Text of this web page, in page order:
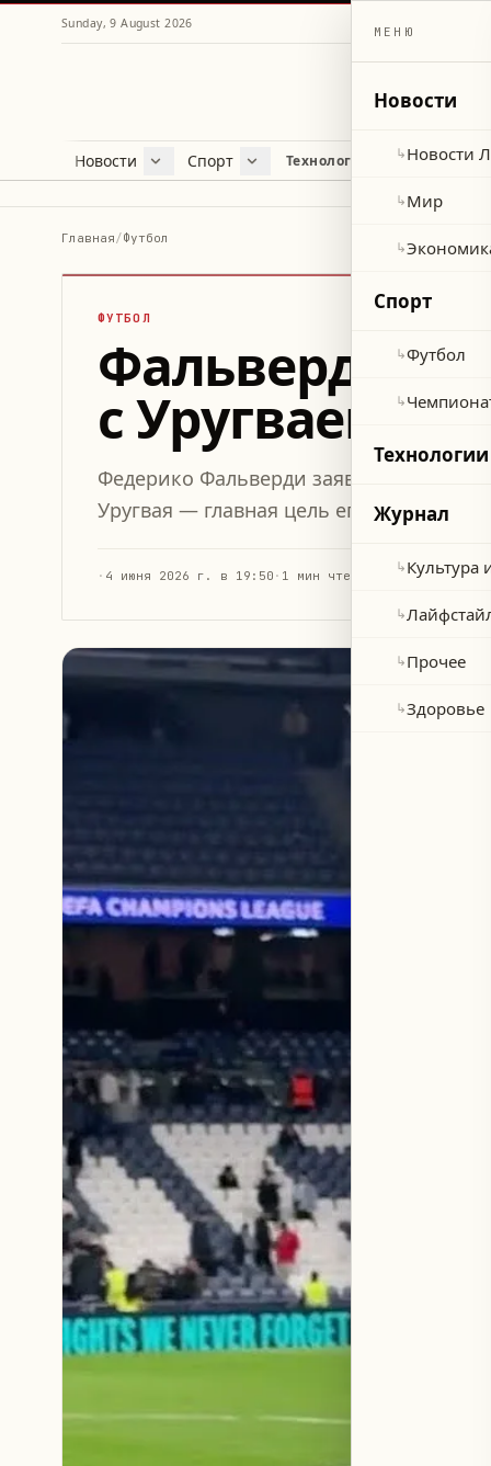
Sunday, 9 August 2026
Новости
Новости ЛиванаСпорт
Футбол
Технологии и наука
Главная/Футбол
ФУТБОЛ
Фальверди о
с Уругваем
Федерико Фальверди заявил, что
Уругвая — главная цель его карьеры.
· 4 июня 2026 г. в 19:50 · 1 мин чтения
МЕНЮ
Новости
↳Новости
↳Мир
↳
Спорт
↳Футбол
↳
Технологии
Журнал
↳Культура
↳
↳Прочее
↳Здоровье